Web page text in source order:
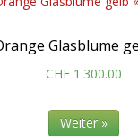
CHF 1'300.00
Weiter »